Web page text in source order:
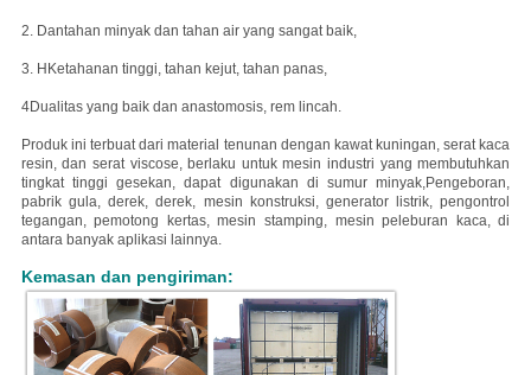
2. Dantahan minyak dan tahan air yang sangat baik,
3. H Ketahanan tinggi, tahan kejut, tahan panas,
4Dualitas yang baik dan anastomosis, rem lincah.
Produk ini terbuat dari material tenunan dengan kawat kuningan, serat kaca
resin, dan serat viscose, berlaku untuk mesin industri yang membutuhkan
tingkat tinggi gesekan, dapat digunakan di sumur minyak,Pengeboran,
pabrik gula, derek, derek, mesin konstruksi, generator listrik, pengontrol
tegangan, pemotong kertas, mesin stamping, mesin peleburan kaca, di
antara banyak aplikasi lainnya.
Kemasan dan pengiriman: